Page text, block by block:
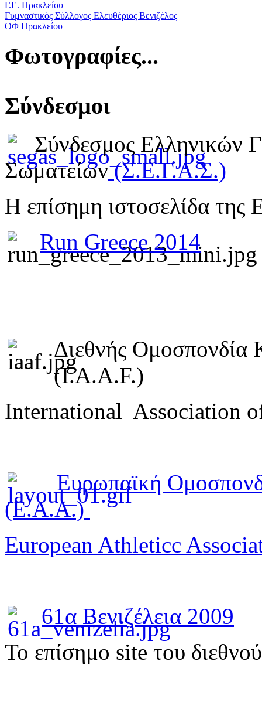
Γ.Ε. Ηρακλείου
Γυμναστικός Σύλλογος Ελευθέριος Βενιζέλος
ΟΦ Ηρακλείου
Φωτογραφίες...
Σύνδεσμοι
Σύνδεσμος Ελληνικών
Σωματείων (Σ.Ε.Γ.Α.Σ.)
Η επίσημη ιστοσελίδα της
Run Greece 2014
Διεθνής Ομοσπονδία
(I.A.A.F.)
International Association
Ευρωπαϊκή
(E.A.A.)
European Athleticc
61α Βενιζέλεια 2009
To επίσημο site του